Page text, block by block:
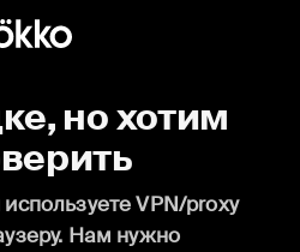
но хотим
VPN/proxy
Нам нужно